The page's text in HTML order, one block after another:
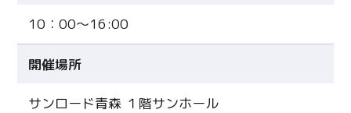
10：00～16:00
開催場所
サンロード青森 １階サンホール